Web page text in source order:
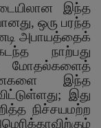
இந்த
, ஒரு பரந்த
அபாயத்தைக்
நாற்பது
மோதல்களைத்
இந்த
; இது
நிச்சயமற்ற